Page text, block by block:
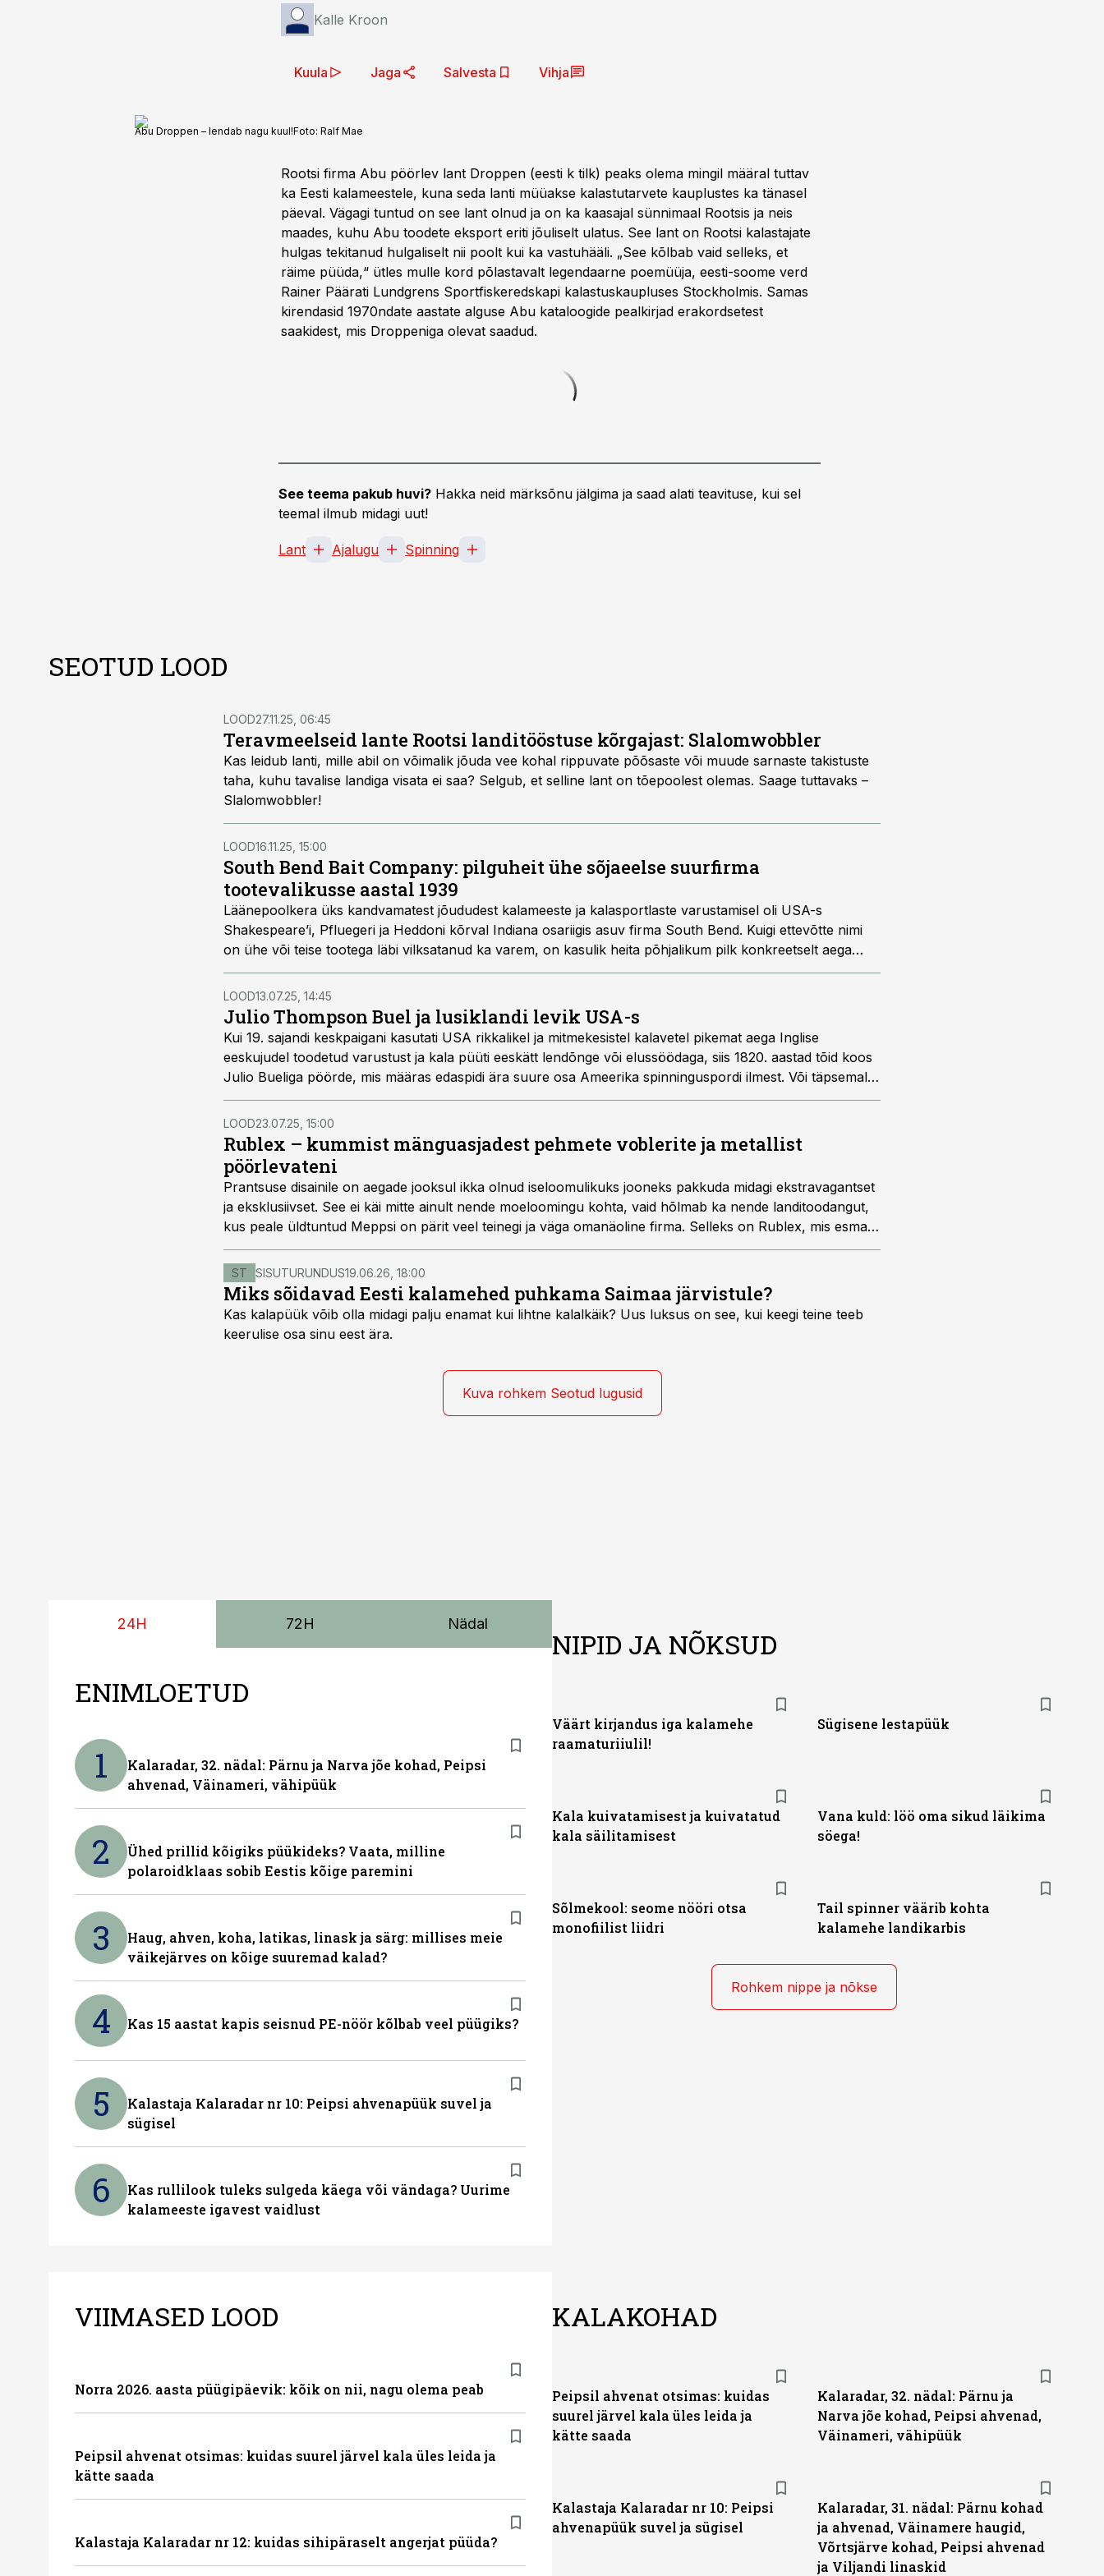
Kalle Kroon
Kuula Jaga Salvesta Vihja
Abu Droppen – lendab nagu kuul!Foto: Ralf Mae
Rootsi firma Abu pöörlev lant Droppen (eesti k tilk) peaks olema mingil määral tuttav
ka Eesti kalameestele, kuna seda lanti müüakse kalastutarvete kauplustes ka tänasel
päeval. Vägagi tuntud on see lant olnud ja on ka kaasajal sünnimaal Rootsis ja neis
maades, kuhu Abu toodete eksport eriti jõuliselt ulatus. See lant on Rootsi kalastajate
hulgas tekitanud hulgaliselt nii poolt kui ka vastuhääli. „See kõlbab vaid selleks, et
räime püüda,“ ütles mulle kord põlastavalt legendaarne poemüüja, eesti-soome verd
Rainer Päärati Lundgrens Sportfiskeredskapi kalastuskaupluses Stockholmis. Samas
kirendasid 1970ndate aastate alguse Abu kataloogide pealkirjad erakordsetest
saakidest, mis Droppeniga olevat saadud.
See teema pakub huvi? Hakka neid märksõnu jälgima ja saad alati teavituse, kui sel
teemal ilmub midagi uut!
Lant Ajalugu Spinning
SEOTUD LOOD
LOOD27.11.25, 06:45
Teravmeelseid lante Rootsi landitööstuse kõrgajast: Slalomwobbler
Kas leidub lanti, mille abil on võimalik jõuda vee kohal rippuvate põõsaste või muude sarnaste takistuste
taha, kuhu tavalise landiga visata ei saa? Selgub, et selline lant on tõepoolest olemas. Saage tuttavaks –
Slalomwobbler!
LOOD16.11.25, 15:00
South Bend Bait Company: pilguheit ühe sõjaeelse suurfirma
tootevalikusse aastal 1939
Läänepoolkera üks kandvamatest jõududest kalameeste ja kalasportlaste varustamisel oli USA-s
Shakespeare’i, Pfluegeri ja Heddoni kõrval Indiana osariigis asuv firma South Bend. Kuigi ettevõtte nimi
on ühe või teise tootega läbi vilksatanud ka varem, on kasulik heita põhjalikum pilk konkreetselt aega
enne sõda, et näha ja taibata neid olusid, tootelahendusi ja suundumusi nii ritvade, rullide kui ka nööride
vallas, mis tollal valitsesid ning mis võiks olla kasulikuks taustaks meie Eesti varasema kalaspordi arengu
uurimisel ja lahtimõtestamisel – seda enam, et andmeid on meil seni olnud võtta äärmiselt napilt.
LOOD13.07.25, 14:45
Julio Thompson Buel ja lusiklandi levik USA-s
Kui 19. sajandi keskpaigani kasutati USA rikkalikel ja mitmekesistel kalavetel pikemat aega Inglise
eeskujudel toodetud varustust ja kala püüti eeskätt lendõnge või elussöödaga, siis 1820. aastad tõid koos
Julio Bueliga pöörde, mis määras edaspidi ära suure osa Ameerika spinninguspordi ilmest. Või täpsemalt
öeldes – lusiklandi kasutamise määras ära Bueli tahe sedalaadi lante ise toota ja nendest ajakirjanikule
rääkida, kuna tema enda sõnul olevat samalaadseid lante kasutatud juba varemgi.
LOOD23.07.25, 15:00
Rublex – kummist mänguasjadest pehmete voblerite ja metallist
pöörlevateni
Prantsuse disainile on aegade jooksul ikka olnud iseloomulikuks jooneks pakkuda midagi ekstravagantset
ja eksklusiivset. See ei käi mitte ainult nende moeloomingu kohta, vaid hõlmab ka nende landitoodangut,
kus peale üldtuntud Meppsi on pärit veel teinegi ja väga omanäoline firma. Selleks on Rublex, mis esmalt,
nagu nimelühenditest koosnev nimigi ütleb, valmistas 1930ndatel aastatel kummist mänguasju, kuid
orienteerus peale sõda kalaspordibuumi alates lõplikult uut tüüpi, seest ujukambriga varustatud kummist
voblerite tootmisele.
ST SISUTURUNDUS19.06.26, 18:00
Miks sõidavad Eesti kalamehed puhkama Saimaa järvistule?
Kas kalapüük võib olla midagi palju enamat kui lihtne kalalkäik? Uus luksus on see, kui keegi teine teeb
keerulise osa sinu eest ära.
Kuva rohkem Seotud lugusid
24H 72H Nädal
ENIMLOETUD
1
Kalaradar, 32. nädal: Pärnu ja Narva jõe kohad, Peipsi
ahvenad, Väinameri, vähipüük
2
Ühed prillid kõigiks püükideks? Vaata, milline
polaroidklaas sobib Eestis kõige paremini
3
Haug, ahven, koha, latikas, linask ja särg: millises meie
väikejärves on kõige suuremad kalad?
4 Kas 15 aastat kapis seisnud PE-nöör kõlbab veel püügiks?
5
Kalastaja Kalaradar nr 10: Peipsi ahvenapüük suvel ja
sügisel
6
Kas rullilook tuleks sulgeda käega või vändaga? Uurime
kalameeste igavest vaidlust
NIPID JA NÕKSUD
Väärt kirjandus iga kalamehe
raamaturiiulil!
Sügisene lestapüük
Kala kuivatamisest ja kuivatatud
kala säilitamisest
Vana kuld: löö oma sikud läikima
söega!
Sõlmekool: seome nööri otsa
monofiilist liidri
Tail spinner väärib kohta
kalamehe landikarbis
Rohkem nippe ja nõkse
VIIMASED LOOD
Norra 2026. aasta püügipäevik: kõik on nii, nagu olema peab
Peipsil ahvenat otsimas: kuidas suurel järvel kala üles leida ja
kätte saada
Kalastaja Kalaradar nr 12: kuidas sihipäraselt angerjat püüda?
KALAKOHAD
Peipsil ahvenat otsimas: kuidas
suurel järvel kala üles leida ja
kätte saada
Kalaradar, 32. nädal: Pärnu ja
Narva jõe kohad, Peipsi ahvenad,
Väinameri, vähipüük
Kalastaja Kalaradar nr 10: Peipsi
ahvenapüük suvel ja sügisel
Kalaradar, 31. nädal: Pärnu kohad
ja ahvenad, Väinamere haugid,
Võrtsjärve kohad, Peipsi ahvenad
ja Viljandi linaskid